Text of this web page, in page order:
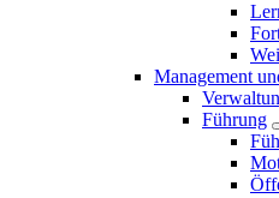
Management
Führung